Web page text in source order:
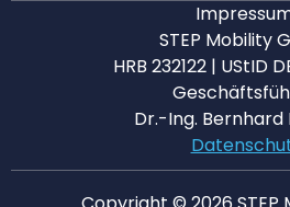
STEP Mobility
HRB 232122 | UStID
Dr.-Ing. Bernhard